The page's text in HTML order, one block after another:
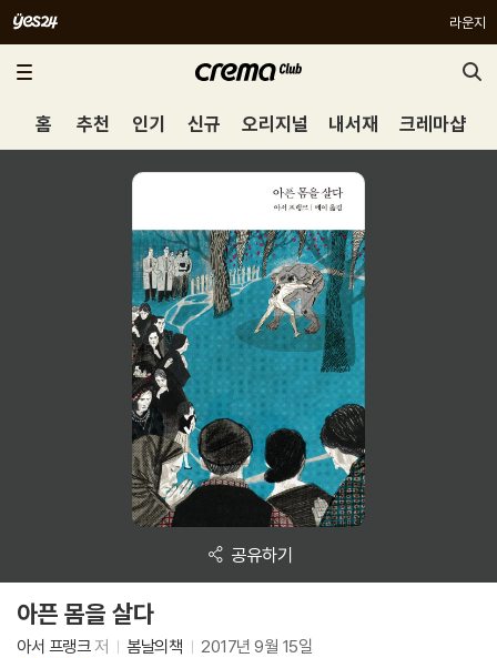
라운지
홈 추천 인기 신규 오리지널 내서재 크레마샵
공유하기
아픈 몸을 살다
아서 프랭크저 봄날의책 2017년 9월 15일